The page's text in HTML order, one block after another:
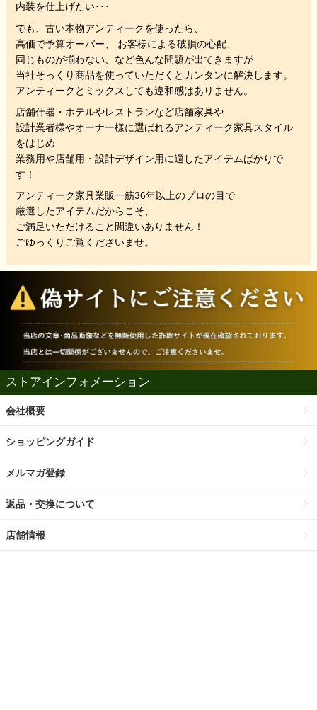
内装を仕上げたい･･･
でも、 古い本物アンティークを使ったら、
高価で予算オーバー、 お客様による破損の心配、
同じものが揃わない、 など色んな問題が出てきますが
当社そっくり商品を使っていただくと カンタンに解決します。
アンティークとミックスしても違和感はありません。
店舗什器・ホテルやレストランなど店舗家具や
設計業者様やオーナー様に選ばれるアンティーク家具スタイル
をはじめ
業務用や店舗用・設計デザイン用に適したアイテムばかりで
す！
アンティーク家具業販一筋36年以上のプロの目で
厳選したアイテムだからこそ、
ご満足いただけること間違いありません！
ごゆっくりご覧くださいませ。
ストアインフォメーション
会社概要
ショッピングガイド
メルマガ登録
返品・交換について
店舗情報